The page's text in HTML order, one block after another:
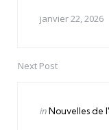
janvier 22, 2026
Next Post
Posted
inNouvelles de